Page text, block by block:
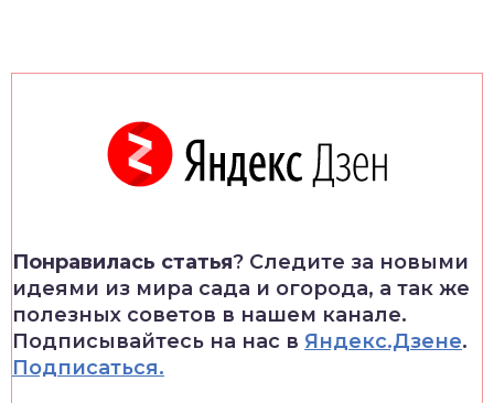
Понравилась статья? Следите за новыми
идеями из мира сада и огорода, а так же
полезных советов в нашем канале.
Подписывайтесь на нас в Яндекс.Дзене.
Подписаться.